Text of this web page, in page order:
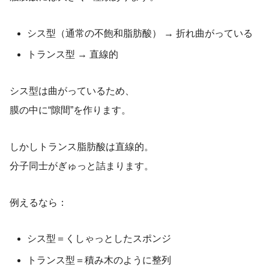
シス型（通常の不飽和脂肪酸） → 折れ曲がっている
トランス型 → 直線的
シス型は曲がっているため、
膜の中に“隙間”を作ります。
しかしトランス脂肪酸は直線的。
分子同士がぎゅっと詰まります。
例えるなら：
シス型＝くしゃっとしたスポンジ
トランス型＝積み木のように整列